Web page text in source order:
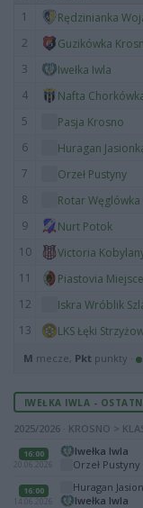
1 Rędzinianka
2
Guzikówka
3
Iwełka Iwla
4
Nafta
5
Pasja Krosno
6
Huragan
7
Orzeł Pustyny
8
Rotar Węglówka
9
Nurt Potok
10
Victoria
11
Piastovia
12
Iskra Wróblik
13
LKS Łęki
M mecze, Pkt punkty ·
IWEŁKA IWLA -
2025/2026 · KROSNO >
16:00
20.06.2026
Iwełka Iwla
Orzeł Pustyny
16:00
14.06.2026
Huragan
Iwełka Iwla